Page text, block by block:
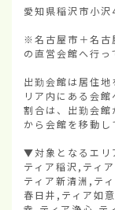
愛知県稲沢市小
※名古屋市＋名古
の直営会館へ行っ
出勤会館は居住
リア内にある会館
割合は、出勤会
から会館を移動し
▼対象となるエリ
ティア稲沢,ティ
ティア新清洲,テ
春日井,ティア如